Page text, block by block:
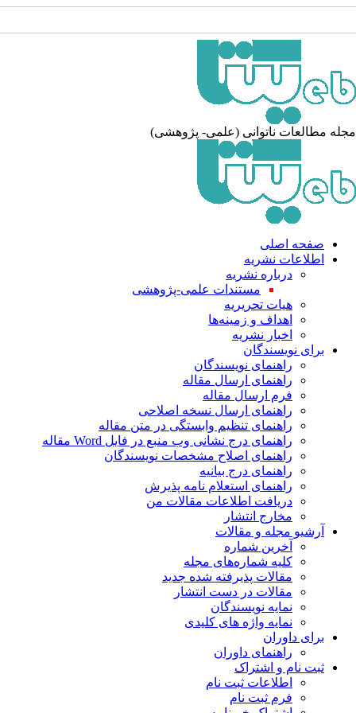
مطالعات ناتوانی (علمی- پژوهشی)
صفحه اصلی
اطلاعات نشریه
درباره نشریه
مستندات علمی-پژوهشی
هیات تحریریه
اهداف و زمینه‌ها
اخبار نشریه
برای نویسندگان
راهنمای نویسندگان
راهنمای ارسال مقاله
فرم ارسال مقاله
راهنمای ارسال نسخه اصلاحی
راهنمای تنظیم وابستگی در متن مقاله
راهنمای درج نشانی وب منبع در فایل Word مقاله
راهنمای اصلاح مشخصات نویسندگان
راهنمای درج بیانیه
راهنمای استعلام نامه پذیرش
دریافت اطلاعات مقالات من
مخارج انتشار
آرشیو مجله و مقالات
آخرین شماره
کلیه شماره‌های مجله
مقالات پذیرفته شده جدید
مقالات در دست انتشار
نمایه نویسندگان
نمایه واژه های کلیدی
برای داوران
راهنمای داوران
ثبت نام و اشتراک
اطلاعات ثبت نام
فرم ثبت نام